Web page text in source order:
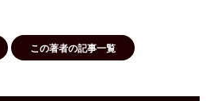
この著者の記事一覧